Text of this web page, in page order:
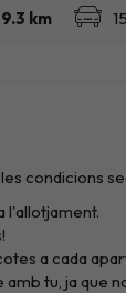
condicions
l'allotjament.
a cada
tu, ja que